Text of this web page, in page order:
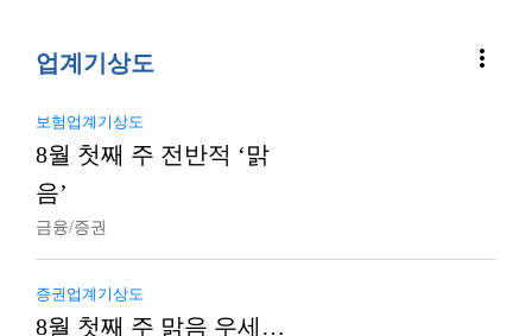
업계기상도 more_vert
보험업계기상도
8월 첫째 주 전반적 ‘맑
음’
금융/증권
증권업계기상도
8월 첫째 주 맑음 우세…